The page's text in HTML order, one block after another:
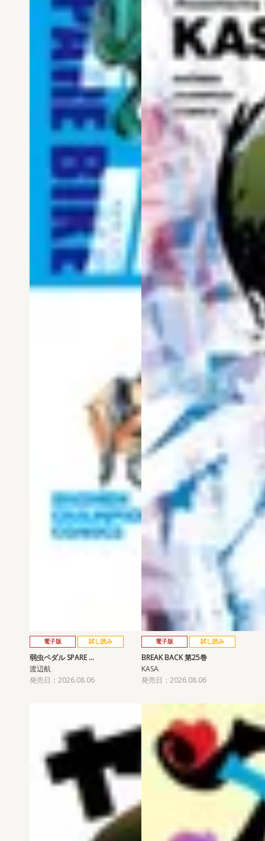
電子版 試し読み
弱虫ペダル SPARE …
渡辺航
発売日：2026.08.06
電子版 試し読み
BREAK BACK 第25巻
KASA
発売日：2026.08.06